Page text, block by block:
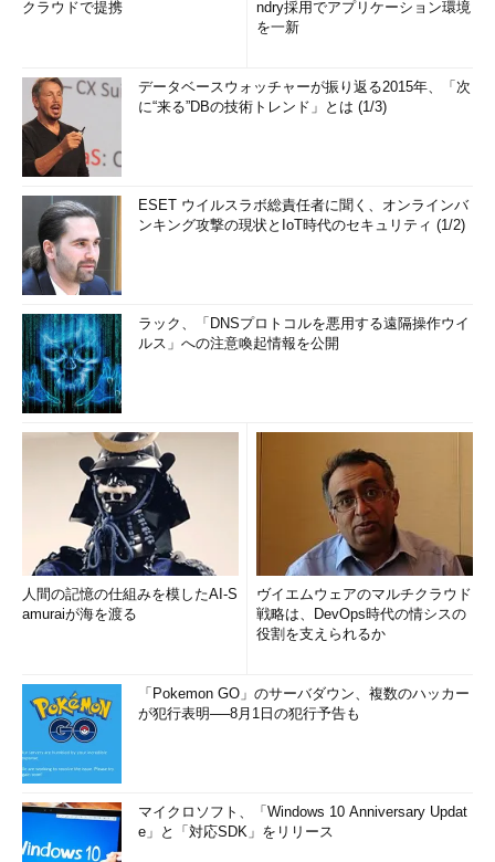
クラウドで提携
ndry採用でアプリケーション環境
を一新
データベースウォッチャーが振り返る2015年、「次
に“来る”DBの技術トレンド」とは (1/3)
ESET ウイルスラボ総責任者に聞く、オンラインバ
ンキング攻撃の現状とIoT時代のセキュリティ (1/2)
ラック、「DNSプロトコルを悪用する遠隔操作ウイ
ルス」への注意喚起情報を公開
人間の記憶の仕組みを模したAI-S
amuraiが海を渡る
ヴイエムウェアのマルチクラウド
戦略は、DevOps時代の情シスの
役割を支えられるか
「Pokemon GO」のサーバダウン、複数のハッカー
が犯行表明──8月1日の犯行予告も
マイクロソフト、「Windows 10 Anniversary Updat
e」と「対応SDK」をリリース